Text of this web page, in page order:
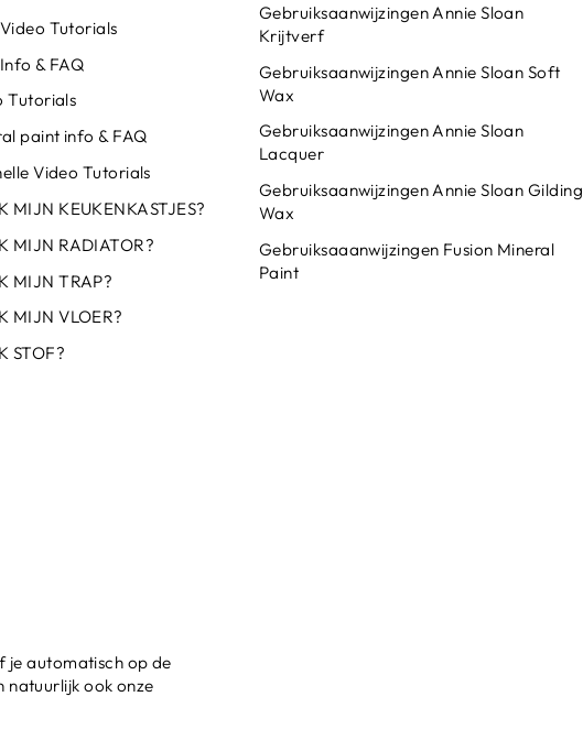
Tutorials
& FAQ
Tutorials
paint info & FAQ
Video Tutorials
MIJN KEUKENKASTJES?
MIJN RADIATOR?
MIJN TRAP?
MIJN VLOER?
STOF?
Gebruiksaanwijzingen Annie Sloan
Krijtverf
Gebruiksaanwijzingen Annie Sloan Soft
Wax
Gebruiksaanwijzingen Annie Sloan
Lacquer
Gebruiksaanwijzingen Annie Sloan Gilding
Wax
Gebruiksaaanwijzingen Fusion Mineral
Paint
je automatisch op de
natuurlijk ook onze